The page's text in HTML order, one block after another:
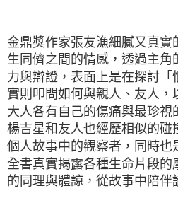
金鼎獎作家張友漁細膩又真實
生同儕之間的情感，透過主角
力與辯證，表面上是在探討「
實則叩問如何與親人、友人，
大人各有自己的傷痛與最珍視
楊吉星和友人也經歷相似的碰
個人故事中的觀察者，同時也
全書真實揭露各種生命片段的
的同理與體諒，從故事中陪伴